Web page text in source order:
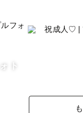
クワクする選択を】
ト